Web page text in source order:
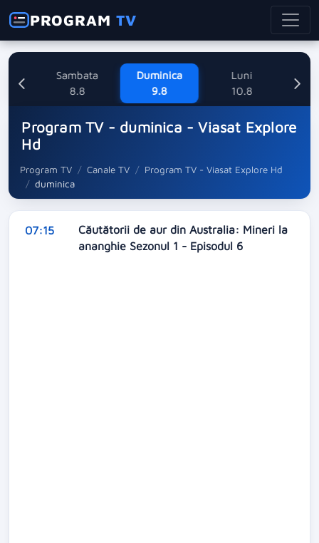
PROGRAMTV
Sambata
8.8
Duminica
9.8
Luni
10.8
Program TV - duminica - Viasat Explore
Hd
Program TV Canale TV
Program TV - Viasat Explore Hd
duminica
07:15
Căutătorii de aur din Australia: Mineri la
ananghie Sezonul 1 - Episodul 6